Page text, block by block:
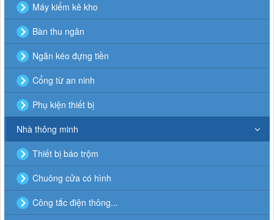
Máy kiểm kê kho
Bàn thu ngân
Ngăn kéo đựng tiền
Cổng từ an ninh
Phụ kiện thiết bị
Nhà thông minh
Thiết bị báo trộm
Chuông cửa có hình
Công tắc điện thông...